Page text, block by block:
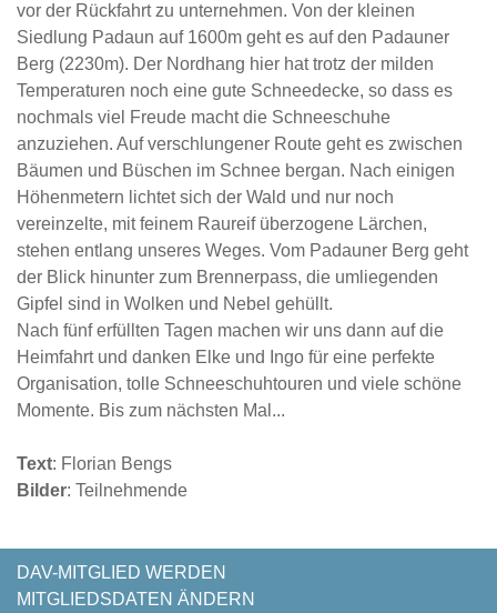
vor der Rückfahrt zu unternehmen. Von der kleinen
Siedlung Padaun auf 1600m geht es auf den Padauner
Berg (2230m). Der Nordhang hier hat trotz der milden
Temperaturen noch eine gute Schneedecke, so dass es
nochmals viel Freude macht die Schneeschuhe
anzuziehen. Auf verschlungener Route geht es zwischen
Bäumen und Büschen im Schnee bergan. Nach einigen
Höhenmetern lichtet sich der Wald und nur noch
vereinzelte, mit feinem Raureif überzogene Lärchen,
stehen entlang unseres Weges. Vom Padauner Berg geht
der Blick hinunter zum Brennerpass, die umliegenden
Gipfel sind in Wolken und Nebel gehüllt.
Nach fünf erfüllten Tagen machen wir uns dann auf die
Heimfahrt und danken Elke und Ingo für eine perfekte
Organisation, tolle Schneeschuhtouren und viele schöne
Momente. Bis zum nächsten Mal...
Text: Florian Bengs
Bilder: Teilnehmende
NAVIGATION
ÜBERSPRINGEN
DAV-MITGLIED WERDEN
MITGLIEDSDATEN ÄNDERN